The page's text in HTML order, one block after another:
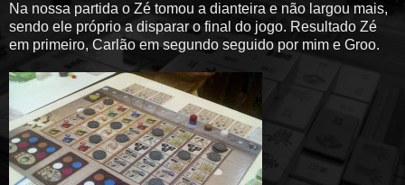
Na nossa partida o Zé tomou a dianteira e não largou mais,
sendo ele próprio a disparar o final do jogo. Resultado Zé
em primeiro, Carlão em segundo seguido por mim e Groo.